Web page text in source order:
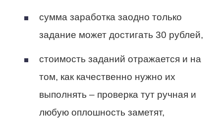
сумма заработка заодно только
задание может достигать 30 рублей,
стоимость заданий отражается и на
том, как качественно нужно их
выполнять – проверка тут ручная и
любую оплошность заметят,